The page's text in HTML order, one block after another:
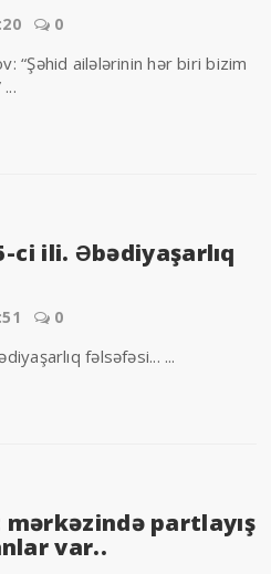
0
“Şəhid ailələrinin hər biri bizim
ili. Əbədiyaşarlıq
0
fəlsəfəsi... ...
partlayış
var..